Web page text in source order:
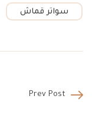
سواتر قماش
Prev Post